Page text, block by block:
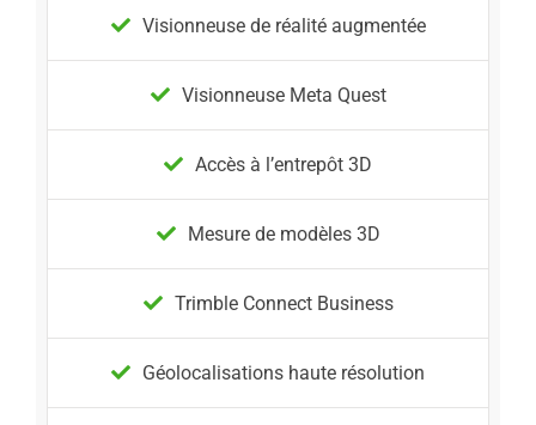
Visionneuse de réalité augmentée
Visionneuse Meta Quest
Accès à l’entrepôt 3D
Mesure de modèles 3D
Trimble Connect Business
Géolocalisations haute résolution